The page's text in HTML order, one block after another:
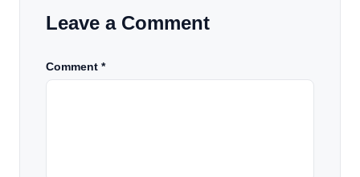
Leave a Comment
Comment *